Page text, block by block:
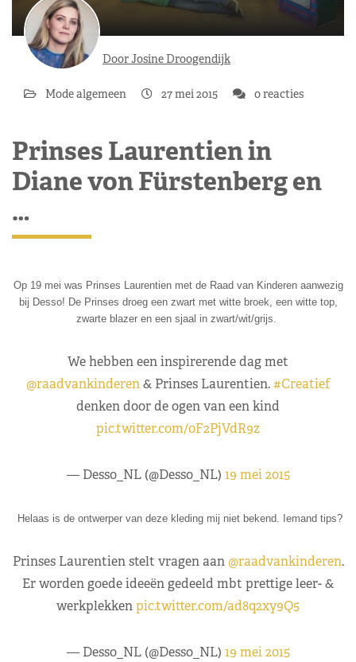
Door Josine Droogendijk
Mode algemeen 27 mei 2015 0 reacties
Prinses Laurentien in
Diane von Fürstenberg en
…
Op 19 mei was Prinses Laurentien met de Raad van Kinderen aanwezig
bij Desso! De Prinses droeg een zwart met witte broek, een witte top,
zwarte blazer en een sjaal in zwart/wit/grijs.
We hebben een inspirerende dag met
@raadvankinderen& Prinses Laurentien.#Creatief
denken door de ogen van een kind
pic.twitter.com/0F2PjVdR9z
— Desso_NL (@Desso_NL) 19 mei 2015
Helaas is de ontwerper van deze kleding mij niet bekend. Iemand tips?
Prinses Laurentien stelt vragen aan @raadvankinderen.
Er worden goede ideeën gedeeld mbt prettige leer- &
werkplekkenpic.twitter.com/ad8q2xy9Q5
— Desso_NL (@Desso_NL) 19 mei 2015